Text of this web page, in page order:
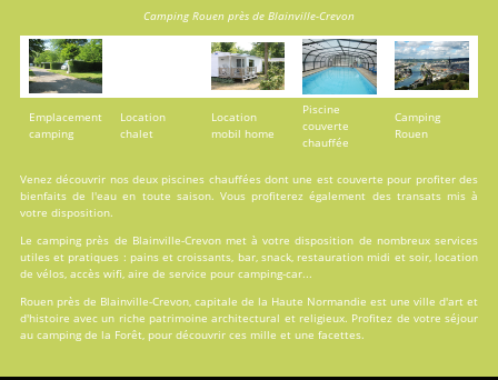
Camping Rouen près de Blainville-Crevon
Emplacement
camping
Location
chalet
Location
mobil home
Piscine
couverte
chauffée
Camping
Rouen
Venez découvrir nos deux piscines chauffées dont une est couverte pour profiter des
bienfaits de l'eau en toute saison. Vous profiterez également des transats mis à
votre disposition.
Le camping près de Blainville-Crevon met à votre disposition de nombreux services
utiles et pratiques : pains et croissants, bar, snack, restauration midi et soir, location
de vélos, accès wifi, aire de service pour camping-car...
Rouen près de Blainville-Crevon, capitale de la Haute Normandie est une ville d'art et
d'histoire avec un riche patrimoine architectural et religieux. Profitez de votre séjour
au camping de la Forêt, pour découvrir ces mille et une facettes.